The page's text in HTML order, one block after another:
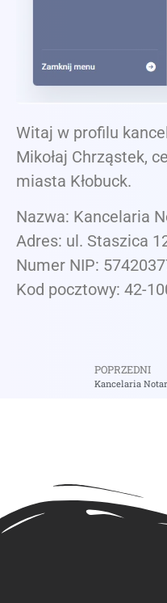
Witaj w profilu
Mikołaj Chrząstek,
miasta Kłobuck.
Nazwa: Kancelaria
Adres: ul. Staszica
Numer NIP:
Kod pocztowy: 42-
POPRZEDNI
Kancelaria